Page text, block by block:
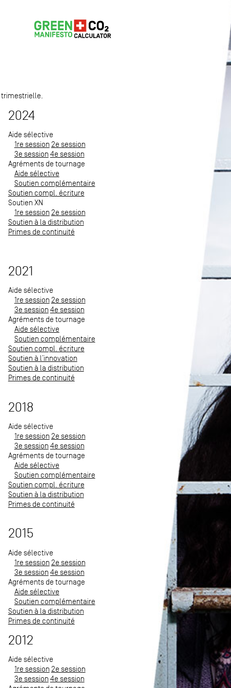
trimestrielle.
2024
Aide sélective
1re session2e session
3e session4e session
Agréments de tournage
Aide sélective
Soutien complémentaire
Soutien compl. écriture
Soutien XN
1re session2e session
Soutien à la distribution
Primes de continuité
2021
Aide sélective
1re session2e session
3e session4e session
Agréments de tournage
Aide sélective
Soutien complémentaire
Soutien compl. écriture
Soutien à l’innovation
Soutien à la distribution
Primes de continuité
2018
Aide sélective
1re session2e session
3e session4e session
Agréments de tournage
Aide sélective
Soutien complémentaire
Soutien compl. écriture
Soutien à la distribution
Primes de continuité
2015
Aide sélective
1re session2e session
3e session4e session
Agréments de tournage
Aide sélective
Soutien complémentaire
Soutien à la distribution
Primes de continuité
2012
Aide sélective
1re session2e session
3e session4e session